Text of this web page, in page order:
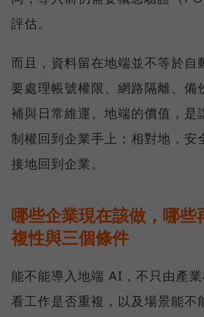
評估。
而且，資料留在地端並不等於自
要處理帳號權限、網路隔離、備
補與日常維運。地端的價值，是
制權回到企業手上；相對地，安
接地回到企業。
哪些企業現在該做，哪些
複性與三個條件
能不能導入地端 AI，不只由產
看工作是否重複，以及場景能不